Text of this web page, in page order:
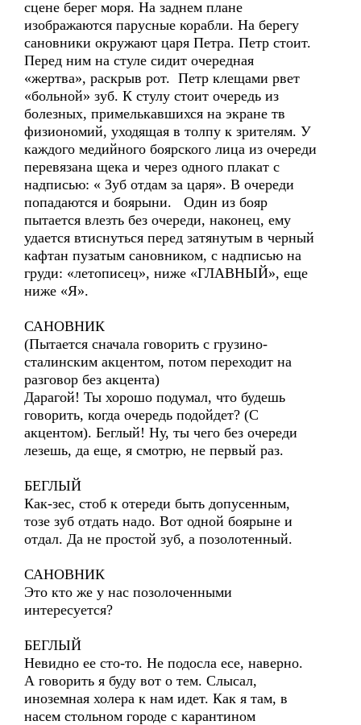
сцене берег моря. На заднем плане
изображаются парусные корабли. На берегу
сановники окружают царя Петра. Петр стоит.
Перед ним на стуле сидит очередная
«жертва», раскрыв рот. Петр клещами рвет
«больной» зуб. К стулу стоит очередь из
болезных, примелькавшихся на экране тв
физиономий, уходящая в толпу к зрителям. У
каждого медийного боярского лица из очереди
перевязана щека и через одного плакат с
надписью: « Зуб отдам за царя». В очереди
попадаются и боярыни. Один из бояр
пытается влезть без очереди, наконец, ему
удается втиснуться перед затянутым в черный
кафтан пузатым сановником, с надписью на
груди: «летописец», ниже «ГЛАВНЫЙ», еще
ниже «Я».
САНОВНИК
(Пытается сначала говорить с грузино-
сталинским акцентом, потом переходит на
разговор без акцента)
Дарагой! Ты хорошо подумал, что будешь
говорить, когда очередь подойдет? (С
акцентом). Беглый! Ну, ты чего без очереди
лезешь, да еще, я смотрю, не первый раз.
БЕГЛЫЙ
Как-зес, стоб к отереди быть допусенным,
тозе зуб отдать надо. Вот одной боярыне и
отдал. Да не простой зуб, а позолотенный.
САНОВНИК
Это кто же у нас позолоченными
интересуется?
БЕГЛЫЙ
Невидно ее сто-то. Не подосла есе, наверно.
А говорить я буду вот о тем. Слысал,
иноземная холера к нам идет. Как я там, в
насем стольном городе с карантином